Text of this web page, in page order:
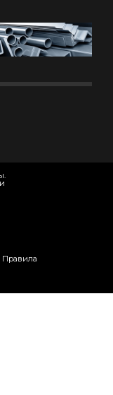
Правила